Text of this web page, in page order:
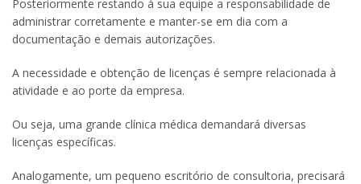
Posteriormente restando à sua equipe a responsabilidade de
administrar corretamente e manter-se em dia com a
documentação e demais autorizações.
A necessidade e obtenção de licenças é sempre relacionada à
atividade e ao porte da empresa.
Ou seja, uma grande clínica médica demandará diversas
licenças específicas.
Analogamente, um pequeno escritório de consultoria, precisará